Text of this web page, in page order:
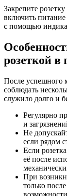
Закрепите
включить питание
с помощью
розеткой в
После успешного
соблюдать
служило долго и
Регулярно
и
Не
если рядом
Если
её после
При
только